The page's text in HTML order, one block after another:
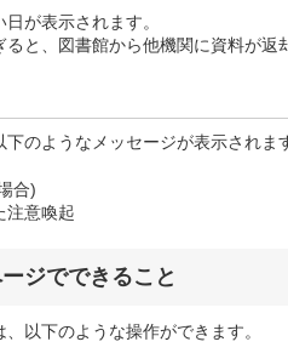
が表示されます。
と、図書館から他機関に資料が返
のようなメッセージが表示されま
合)
注意喚起
ジでできること
以下のような操作ができます。